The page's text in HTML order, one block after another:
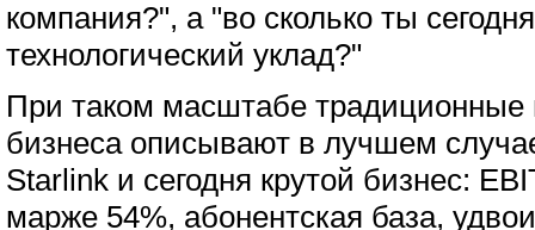
компания?", а "во сколько ты
технологический уклад?"
При таком масштабе традиционные
бизнеса описывают в лучшем
Starlink и сегодня крутой бизнес:
марже 54%, абонентская база,